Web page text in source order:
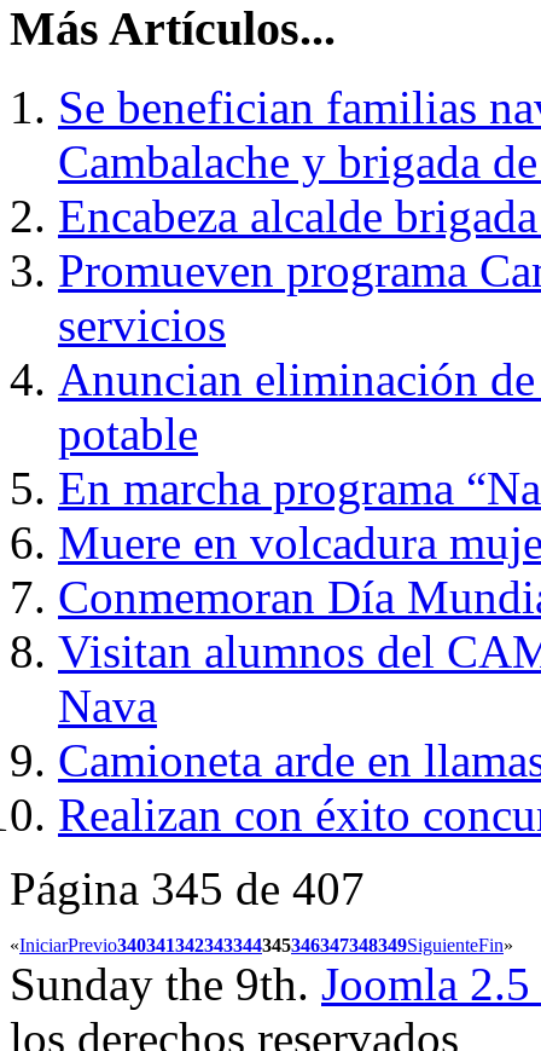
Más Artículos...
Se benefician familias
Cambalache y brigada
Encabeza alcalde
Promueven programa
servicios
Anuncian eliminación
potable
En marcha programa
Muere en volcadura
Conmemoran Día
Visitan alumnos del
Nava
Camioneta arde en
Realizan con éxito
Página 345 de 407
«IniciarPrevio340341342343344345346347348349SiguienteFin»
Sunday the 9th. Joomla 2.5
los derechos reservados